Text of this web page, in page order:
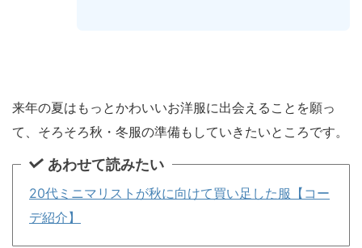
来年の夏はもっとかわいいお洋服に出会えることを願っ
て、そろそろ秋・冬服の準備もしていきたいところです。
あわせて読みたい
20代ミニマリストが秋に向けて買い足した服【コー
デ紹介】